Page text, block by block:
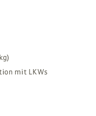
mit LKWs